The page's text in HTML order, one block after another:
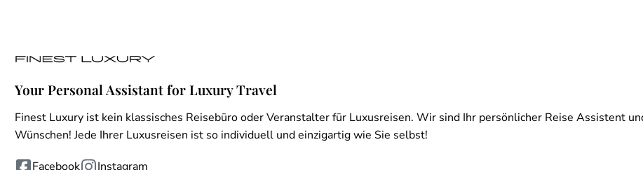
Your Personal Assistant for Luxury Travel
Finest Luxury ist kein klassisches Reisebüro oder Veranstalter für Luxusreisen. Wir sind Ihr persönlicher Reise Assistent
Wünschen! Jede Ihrer Luxusreisen ist so individuell und einzigartig wie Sie selbst!
Facebook Instagram